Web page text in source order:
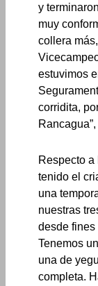
y
muy
collera
estuvimos
corridita,
Respecto
tenido el
una
nuestras
desde fines
Tenemos
una de
completa.